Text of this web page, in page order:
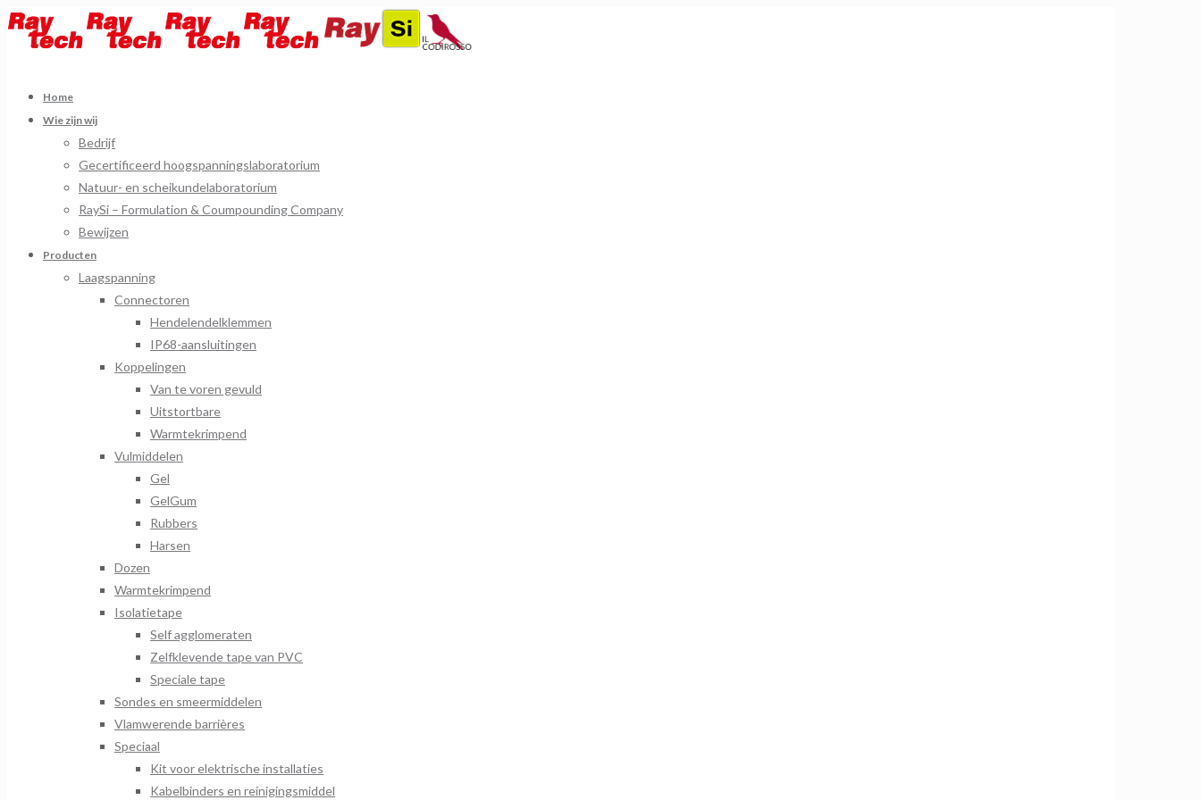
Home
Wie zijn wij
Bedrijf
Gecertificeerd hoogspanningslaboratorium
Natuur- en scheikundelaboratorium
RaySi – Formulation & Coumpounding Company
Bewijzen
Producten
Laagspanning
Connectoren
Hendelendelklemmen
IP68-aansluitingen
Koppelingen
Van te voren gevuld
Uitstortbare
Warmtekrimpend
Vulmiddelen
Gel
GelGum
Rubbers
Harsen
Dozen
Warmtekrimpend
Isolatietape
Self agglomeraten
Zelfklevende tape van PVC
Speciale tape
Sondes en smeermiddelen
Vlamwerende barrières
Speciaal
Kit voor elektrische installaties
Kabelbinders en reinigingsmiddel